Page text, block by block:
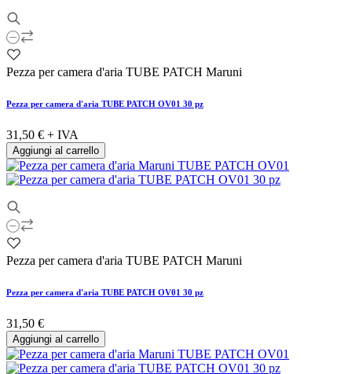
Pezza per camera d'aria TUBE PATCH Maruni
Pezza per camera d'aria TUBE PATCH OV01 30 pz
31,50 € + IVA
Aggiungi al carrello
Pezza per camera d'aria TUBE PATCH Maruni
Pezza per camera d'aria TUBE PATCH OV01 30 pz
31,50 €
Aggiungi al carrello